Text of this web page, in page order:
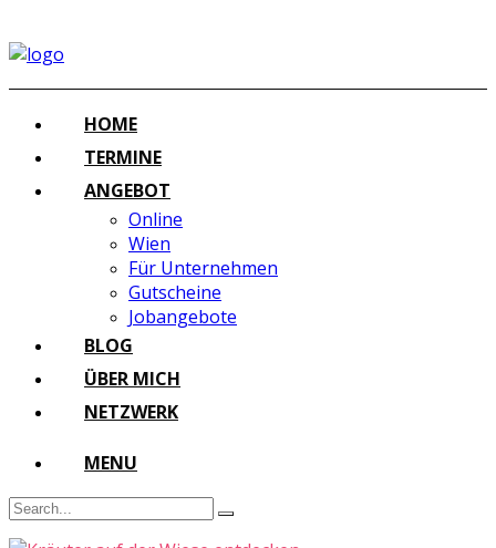
HOME
TERMINE
ANGEBOT
Online
Wien
Für Unternehmen
Gutscheine
Jobangebote
BLOG
ÜBER MICH
NETZWERK
MENU